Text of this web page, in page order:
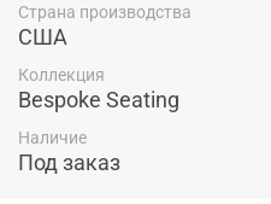
Страна производства
США
Коллекция
Bespoke Seating
Наличие
Под заказ